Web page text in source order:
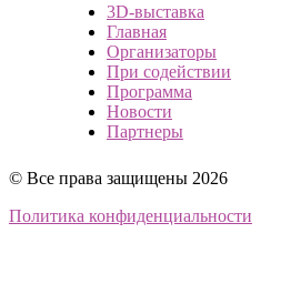
3D-выставка
Главная
Организаторы
При содействии
Программа
Новости
Партнеры
© Все права защищены 2026
Политика конфиденциальности